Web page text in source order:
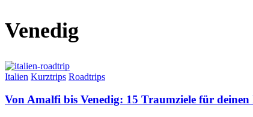
Venedig
Italien Kurztrips Roadtrips
Von Amalfi bis Venedig: 15 Traumziele für